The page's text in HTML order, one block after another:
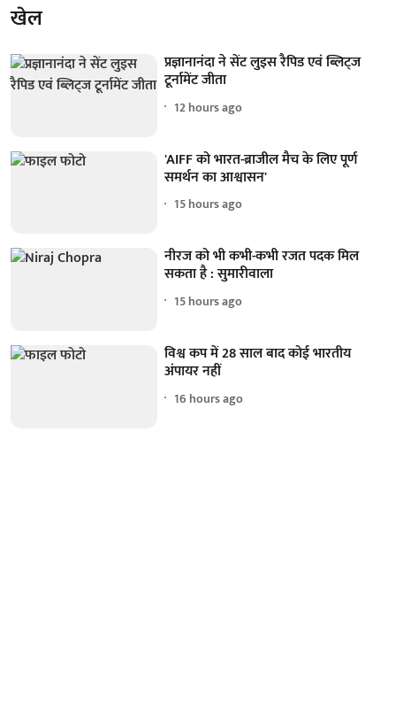
खेल
प्रज्ञानानंदा ने सेंट लुइस रैपिड एवं ब्लिट्ज
टूर्नामेंट जीता
12 hours ago
'AIFF को भारत-ब्राजील मैच के लिए पूर्ण
समर्थन का आश्वासन'
15 hours ago
नीरज को भी कभी-कभी रजत पदक मिल
सकता है : सुमारीवाला
15 hours ago
विश्व कप में 28 साल बाद कोई भारतीय
अंपायर नहीं
16 hours ago